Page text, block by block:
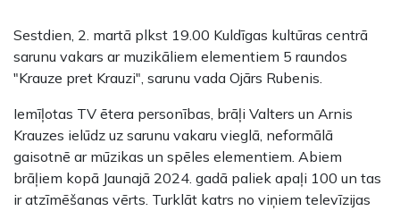
Sestdien, 2. martā plkst 19.00 Kuldīgas kultūras centrā
sarunu vakars ar muzikāliem elementiem 5 raundos
"Krauze pret Krauzi", sarunu vada Ojārs Rubenis.
Iemīļotas TV ētera personības, brāļi Valters un Arnis
Krauzes ielūdz uz sarunu vakaru vieglā, neformālā
gaisotnē ar mūzikas un spēles elementiem. Abiem
brāļiem kopā Jaunajā 2024. gadā paliek apaļi 100 un tas
ir atzīmēšanas vērts. Turklāt katrs no viņiem televīzijas